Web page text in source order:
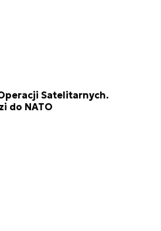
Satelitarnych.
do NATO